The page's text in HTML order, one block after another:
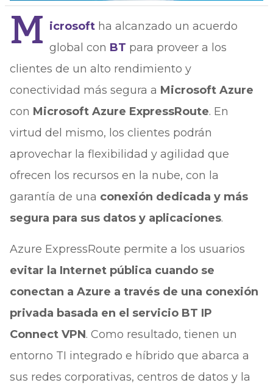
M icrosoftha alcanzado un acuerdo
global con BT para proveer a los
clientes de un alto rendimiento y
conectividad más segura a Microsoft Azure
con Microsoft Azure ExpressRoute. En
virtud del mismo, los clientes podrán
aprovechar la flexibilidad y agilidad que
ofrecen los recursos en la nube, con la
garantía de una conexión dedicada y más
segura para sus datos y aplicaciones.
Azure ExpressRoute permite a los usuarios
evitar la Internet pública cuando se
conectan a Azure a través de una conexión
privada basada en el servicio BT IP
Connect VPN. Como resultado, tienen un
entorno TI integrado e híbrido que abarca a
sus redes corporativas, centros de datos y la